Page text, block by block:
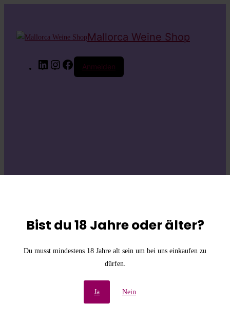
Bist du 18 Jahre oder älter?
Du musst mindestens 18 Jahre alt sein um bei uns einkaufen zu
dürfen.
Ja Nein
Mallorca Weine Shop
LinkedInInstagramFacebook
Anmelden
die
Unannehmlichkeiten!
Wir arbeiten an einer
großartigen Sache –